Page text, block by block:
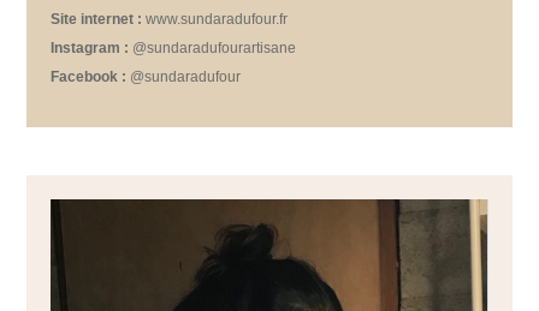
Site internet : www.sundaradufour.fr
Instagram : @sundaradufourartisane
Facebook : @sundaradufour